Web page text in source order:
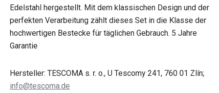
Edelstahl hergestellt. Mit dem klassischen Design und der
perfekten Verarbeitung zählt dieses Set in die Klasse der
hochwertigen Bestecke für täglichen Gebrauch. 5 Jahre
Garantie
Hersteller: TESCOMA s. r. o., U Tescomy 241, 760 01 Zlín;
info@tescoma.de